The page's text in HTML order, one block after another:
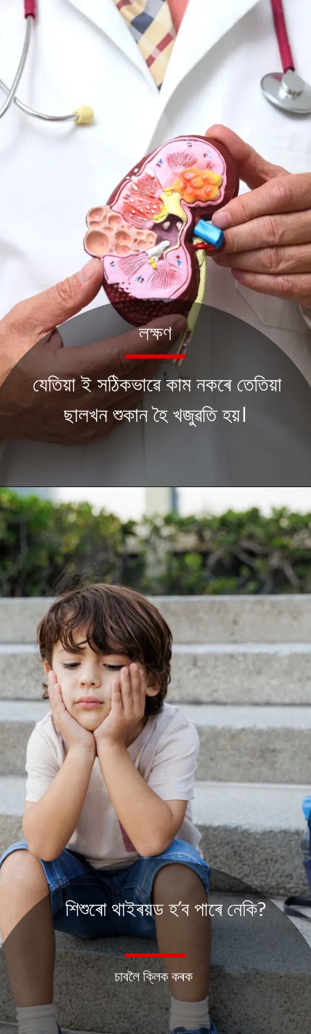
যেতিয়া ই সঠিকভাৱে কাম নকৰে তেতিয়া
ছালখন শুকান হৈ খজুৱতি হয়।
লক্ষণ
চাবলৈ ক্লিক কৰক
শিশুৰো থাইৰয়ড হ’ব পাৰে নেকি?